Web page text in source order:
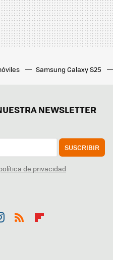
Samsung Galaxy S25
NEWSLETTER
SUSCRIBIR
de privacidad